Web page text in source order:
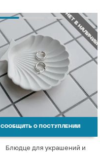
НЕТ В НАЛИЧИИ
СООБЩИТЬ О ПОСТУПЛЕНИИ
Блюдце для украшений и